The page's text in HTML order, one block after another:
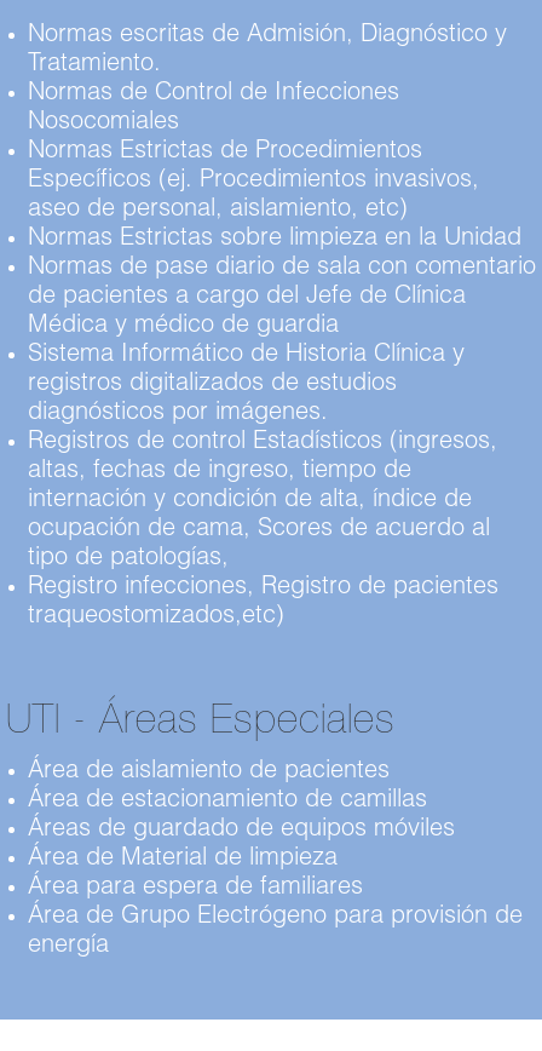
Normas escritas de Admisión, Diagnóstico y
Tratamiento.
Normas de Control de Infecciones
Nosocomiales
Normas Estrictas de Procedimientos
Específicos (ej. Procedimientos invasivos,
aseo de personal, aislamiento, etc)
Normas Estrictas sobre limpieza en la Unidad
Normas de pase diario de sala con comentario
de pacientes a cargo del Jefe de Clínica
Médica y médico de guardia
Sistema Informático de Historia Clínica y
registros digitalizados de estudios
diagnósticos por imágenes.
Registros de control Estadísticos (ingresos,
altas, fechas de ingreso, tiempo de
internación y condición de alta, índice de
ocupación de cama, Scores de acuerdo al
tipo de patologías,
Registro infecciones, Registro de pacientes
traqueostomizados,etc)
UTI - Áreas Especiales
Área de aislamiento de pacientes
Área de estacionamiento de camillas
Áreas de guardado de equipos móviles
Área de Material de limpieza
Área para espera de familiares
Área de Grupo Electrógeno para provisión de
energía